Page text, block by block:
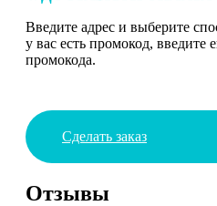
Введите адрес и выберите
у вас есть промокод, введите
промокода.
Сделать заказ
Отзывы